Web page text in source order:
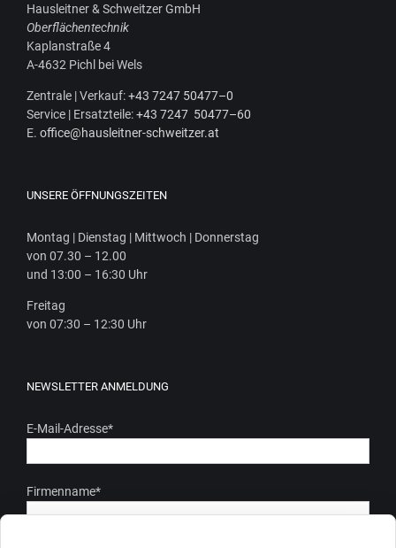
Haus­leit­ner & Schweit­zer GmbH
Ober­flä­chen­tech­nik
Kaplan­stra­ße 4
A‑4632 Pichl bei Wels
Zen­tra­le | Ver­kauf:+43 7247 50477–0
Ser­vice | Ersatz­tei­le:+43 7247 50477–60
E. office@hausleitner-schweitzer.at
UNSERE ÖFFNUNGSZEITEN
Mon­tag | Diens­tag | Mitt­woch | Donnerstag
von 07.30 – 12.00
und 13:00 – 16:30 Uhr
Frei­tag
von 07:30 – 12:30 Uhr
NEWSLETTER ANMELDUNG
E-Mail-Adresse*
Firmenname*